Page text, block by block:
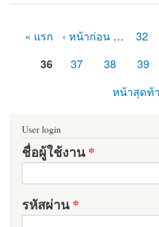
« แรก ‹ หน้าก่อน … 32
36
37 38 39
หน้าสุดท้
User login
ชื่อผู้ใช้งาน*
รหัสผ่าน*